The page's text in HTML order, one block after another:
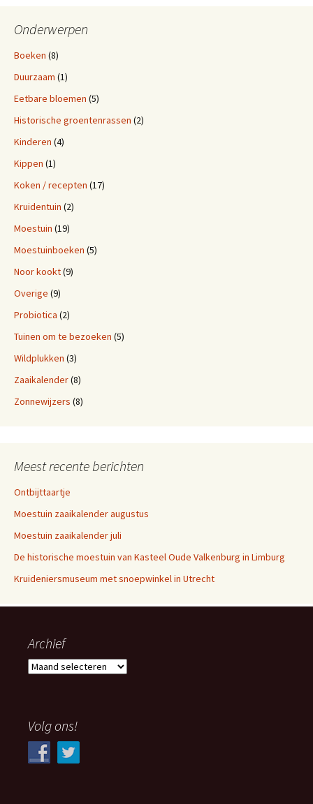
o
o
e
r
r
e
Onderwerpen
Boeken (8)
Duurzaam (1)
Eetbare bloemen (5)
Historische groentenrassen (2)
Kinderen (4)
Kippen (1)
Koken / recepten (17)
Kruidentuin (2)
Moestuin (19)
Moestuinboeken (5)
Noor kookt(9)
Overige (9)
Probiotica (2)
Tuinen om te bezoeken (5)
Wildplukken (3)
Zaaikalender(8)
Zonnewijzers (8)
Meest recente berichten
Ontbijttaartje
Moestuin zaaikalender augustus
Moestuin zaaikalender juli
De historische moestuin van Kasteel Oude Valkenburg in Limburg
Kruideniersmuseum met snoepwinkel in Utrecht
Archief
Archief
Volg ons!